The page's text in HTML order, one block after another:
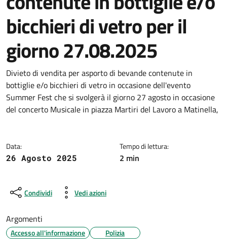
bicchieri di vetro per il
giorno 27.08.2025
Dettagli della notizia
Divieto di vendita per asporto di bevande contenute in
bottiglie e/o bicchieri di vetro in occasione dell'evento
Summer Fest che si svolgerà il giorno 27 agosto in occasione
del concerto Musicale in piazza Martiri del Lavoro a Matinella,
Data:
26 Agosto 2025
Tempo di lettura:
2 min
Condividi Vedi azioni
Argomenti
Accesso all'informazione Polizia